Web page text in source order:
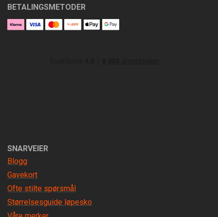
BETALINGSMETODER
SNARVEIER
Blogg
Gavekort
Ofte stilte spørsmål
Størrelsesguide løpesko